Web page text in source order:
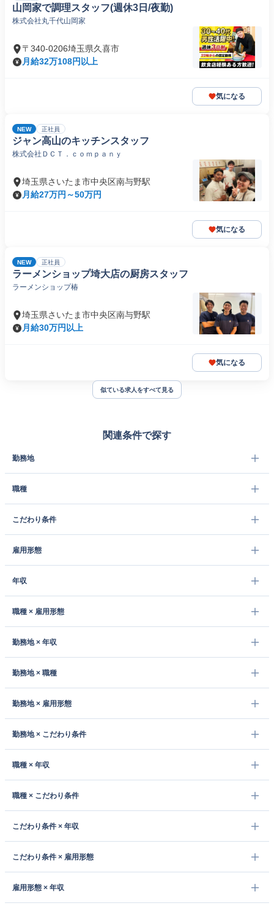
山岡家で調理スタッフ(週休3日/夜勤)
株式会社丸千代山岡家
〒340-0206埼玉県久喜市
月給32万108円以上
気になる
NEW 正社員
ジャン高山のキッチンスタッフ
株式会社ＤＣＴ．ｃｏｍｐａｎｙ
埼玉県さいたま市中央区南与野駅
月給27万円～50万円
気になる
NEW 正社員
ラーメンショップ埼大店の厨房スタッフ
ラーメンショップ椿
埼玉県さいたま市中央区南与野駅
月給30万円以上
気になる
似ている求人をすべて見る
関連条件で探す
勤務地
職種
こだわり条件
雇用形態
年収
職種 × 雇用形態
勤務地 × 年収
勤務地 × 職種
勤務地 × 雇用形態
勤務地 × こだわり条件
職種 × 年収
職種 × こだわり条件
こだわり条件 × 年収
こだわり条件 × 雇用形態
雇用形態 × 年収